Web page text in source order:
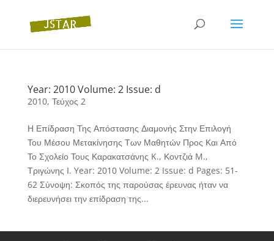
Year: 2010 Volume: 2 Issue: d
2010, Τεύχος 2
Η Επίδραση Της Απόστασης Διαμονής Στην Επιλογή
Του Μέσου Μετακίνησης Των Μαθητών Προς Και Από
Το Σχολείο Τους Καρακατσάνης K., Κοντζιά M.,
Τριγώνης Ι. Year: 2010 Volume: 2 Issue: d Pages: 51-
62 Σύνοψη: Σκοπός της παρούσας έρευνας ήταν να
διερευνήσει την επίδραση της...